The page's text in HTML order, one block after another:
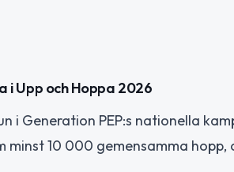
Upp och Hoppa 2026
i Generation PEP:s nationella
minst 10 000 gemensamma